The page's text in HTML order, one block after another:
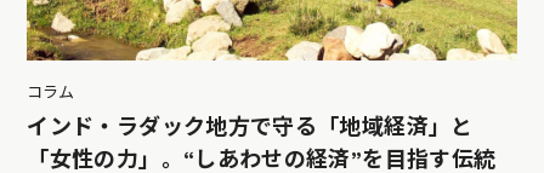
コラム
インド・ラダック地方で守る「地域経済」と
「女性の力」。“しあわせの経済”を目指す伝統